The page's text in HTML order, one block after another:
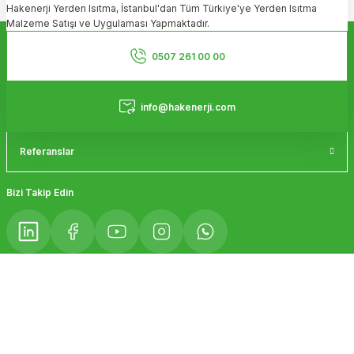
Ürün açıklamasında eksik bilgiler bulunuyor.
Ürün bilgilerinde hatalar bulunuyor.
Ürün fiyatı diğer sitelerden daha pahalı.
Bu ürüne benzer farklı alternatifler olmalı.
Hakenerji Yerden Isıtma, İstanbul'dan Tüm Türkiye'ye Yerden Isıtma
Malzeme Satışı ve Uygulaması Yapmaktadır.
0507 261 00 00
info@hakenerji.com
Referanslar
Bizi Takip Edin